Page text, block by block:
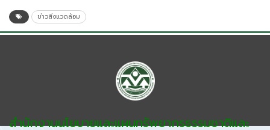
ข่าวสิ่งแวดล้อม
สำนักงานนโยบายและแผนทรัพยากรธรรมชาติและ